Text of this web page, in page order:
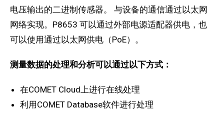
电压输出的二进制传感器。 与设备的通信通过以太网
网络实现。P8653 可以通过外部电源适配器供电，也
可以使用通过以太网供电（PoE）。
测量数据的处理和分析可以通过以下方式：
在COMET Cloud上进行在线处理
利用COMET Database软件进行处理